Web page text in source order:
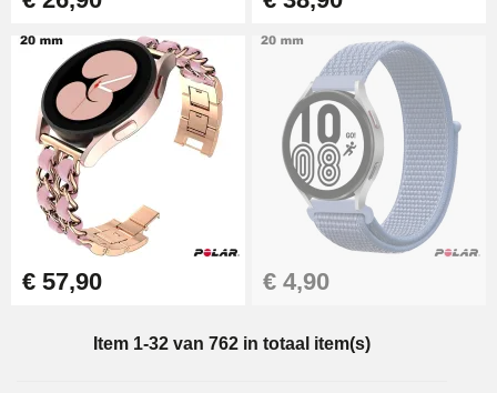
€ 57,90 € 4,90
Item 1-32 van 762 in totaal item(s)